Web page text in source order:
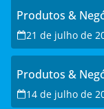
Produtos &
21 de julho de
Produtos &
14 de julho de